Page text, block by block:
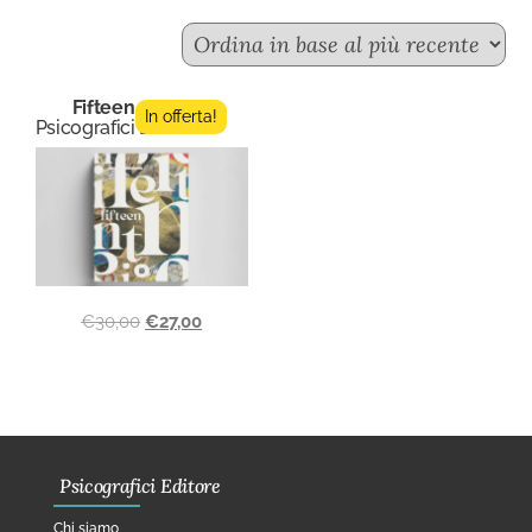
Fifteen n.3
Psicografici Editore
In offerta!
€30,00 €27,00
Psicografici Editore